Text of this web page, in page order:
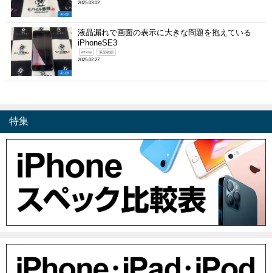
未分類
2025.03.02
未分類
液晶漏れで画面の表示に大きな問題を抱えている
iPhoneSE3
iPhone 液晶破損
2025.02.27
特集